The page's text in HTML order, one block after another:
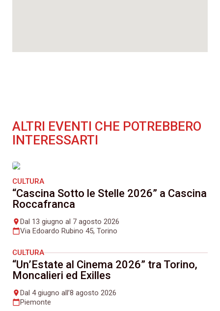
ALTRI EVENTI CHE POTREBBERO
INTERESSARTI
CULTURA
“Cascina Sotto le Stelle 2026” a Cascina
Roccafranca
placeDal 13 giugno al 7 agosto 2026
calendar_todayVia Edoardo Rubino 45, Torino
CULTURA
“Un’Estate al Cinema 2026” tra Torino,
Moncalieri ed Exilles
placeDal 4 giugno all’8 agosto 2026
calendar_todayPiemonte